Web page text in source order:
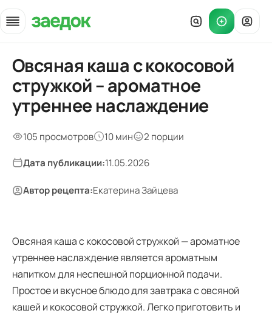
Главная
»
Рецепты
Овсяная каша с кокосовой стружкой — состав и подача
Овсяная каша с кокосовой
стружкой – ароматное
утреннее наслаждение
105 просмотров 10 мин 2 порции
Дата публикации:11.05.2026
Автор рецепта:Екатерина Зайцева
Овсяная каша с кокосовой стружкой — ароматное
утреннее наслаждение является ароматным
напитком для неспешной порционной подачи.
Простое и вкусное блюдо для завтрака с овсяной
кашей и кокосовой стружкой. Легко приготовить и